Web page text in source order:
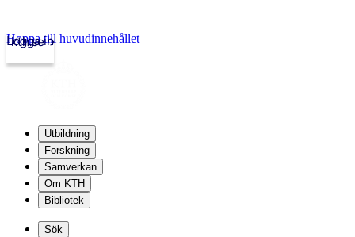
kth.se
Logga in
Hoppa till huvudinnehållet
Utbildning
Forskning
Samverkan
Om KTH
Bibliotek
Sök